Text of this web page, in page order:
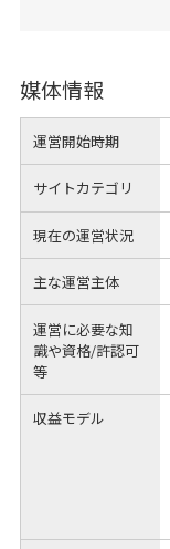
媒体情報
運営開始時期
サイトカテゴリ
現在の運営状況
主な運営主体
運営に必要な知
識や資格/許認可
等
収益モデル